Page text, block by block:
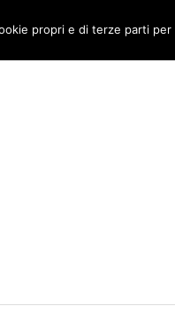
propri e di terze parti